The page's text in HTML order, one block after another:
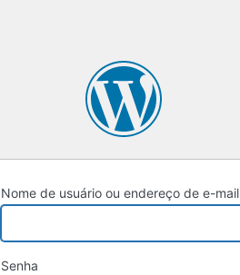
Nome de usuário ou endereço de e-mail
Senha